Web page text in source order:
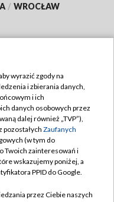
/ WROCŁAW
wyrazić zgody na
i zbierania danych,
i ich
danych osobowych przez
dalej również „TVP”),
pozostałych Zaufanych
(w tym do
Twoich zainteresowań i
wskazujemy poniżej, a
PPID do Google.
przez Ciebie naszych